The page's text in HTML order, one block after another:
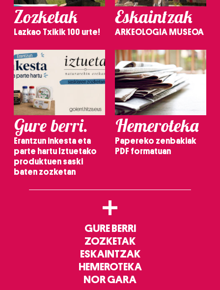
Zozketak
Lazkao Txikik 100 urte!
Eskaintzak
ARKEOLOGIA MUSEOA
Gure berri.
Erantzun inkesta eta
parte hartu Iztuetako
produktuen saski
baten zozketan
Hemeroteka
Papereko zenbakiak
PDF formatuan
+
GURE BERRI
ZOZKETAK
ESKAINTZAK
HEMEROTEKA
NOR GARA